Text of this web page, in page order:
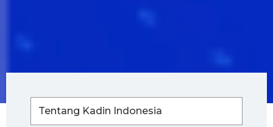
Tentang Kadin Indonesia